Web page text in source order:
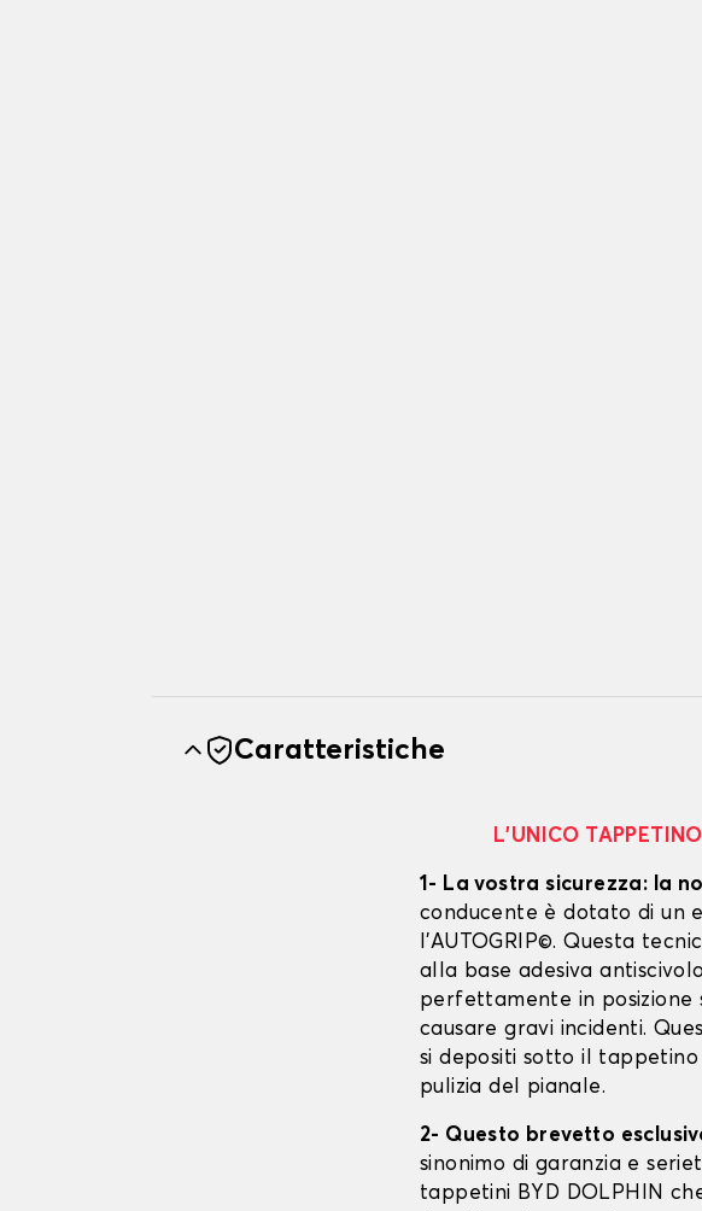
Caratteristiche
L’UNICO
1- La vostra sicurezza: la
conducente è dotato di un
l’AUTOGRIP©. Questa
alla base adesiva
perfettamente in posizione
causare gravi incidenti.
si depositi sotto il tappetino
pulizia del pianale.
2- Questo brevetto
sinonimo di garanzia e
tappetini BYD DOLPHIN